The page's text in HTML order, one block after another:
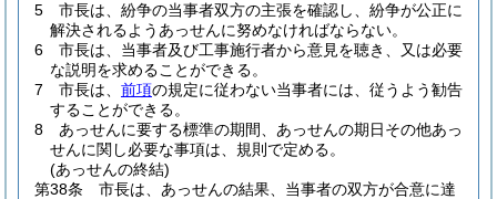
5
市長は、紛争の当事者双方の主張を確認し、紛争が公正に
解決されるようあっせんに努めなければならない。
6
市長は、当事者及び工事施行者から意見を聴き、又は必要
な説明を求めることができる。
7
市長は、 前項の規定に従わない当事者には、従うよう勧告
することができる。
8
あっせんに要する標準の期間、あっせんの期日その他あっ
せんに関し必要な事項は、規則で定める。
(あっせんの終結)
第38条
市長は、あっせんの結果、当事者の双方が合意に達